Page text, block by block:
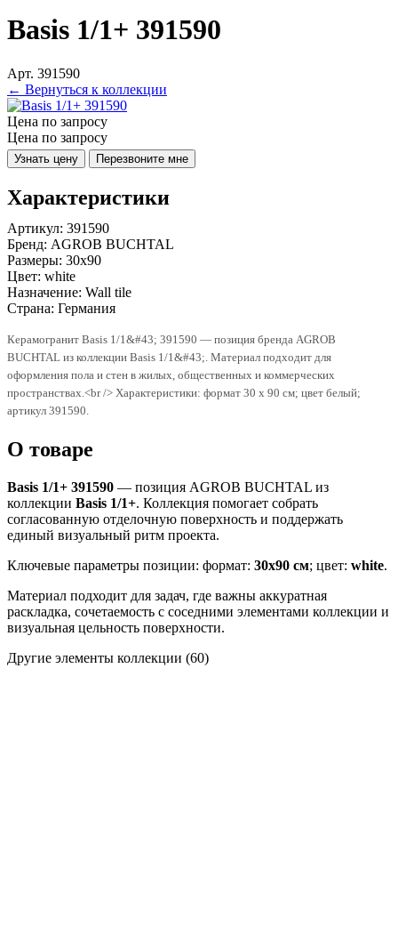
Basis 1/1+ 391590
Арт. 391590
← Вернуться к коллекции
Цена по запросу
Цена по запросу
Узнать цену Перезвоните мне
Характеристики
Артикул: 391590
Бренд: AGROB BUCHTAL
Размеры: 30x90
Цвет: white
Назначение: Wall tile
Страна: Германия
Керамогранит Basis 1/1&#43; 391590 — позиция бренда AGROB
BUCHTAL из коллекции Basis 1/1&#43;. Материал подходит для
оформления пола и стен в жилых, общественных и коммерческих
пространствах.<br /> Характеристики: формат 30 x 90 см; цвет белый;
артикул 391590.
О товаре
Basis 1/1+ 391590 — позиция AGROB BUCHTAL из
коллекции Basis 1/1+. Коллекция помогает собрать
согласованную отделочную поверхность и поддержать
единый визуальный ритм проекта.
Ключевые параметры позиции: формат: 30x90 см; цвет: white.
Материал подходит для задач, где важны аккуратная
раскладка, сочетаемость с соседними элементами коллекции и
визуальная цельность поверхности.
Другие элементы коллекции (60)